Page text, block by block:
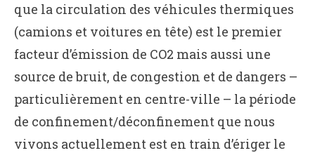
que la circulation des véhicules thermiques
(camions et voitures en tête) est le premier
facteur d’émission de CO2 mais aussi une
source de bruit, de congestion et de dangers –
particulièrement en centre-ville – la période
de confinement/déconfinement que nous
vivons actuellement est en train d’ériger le